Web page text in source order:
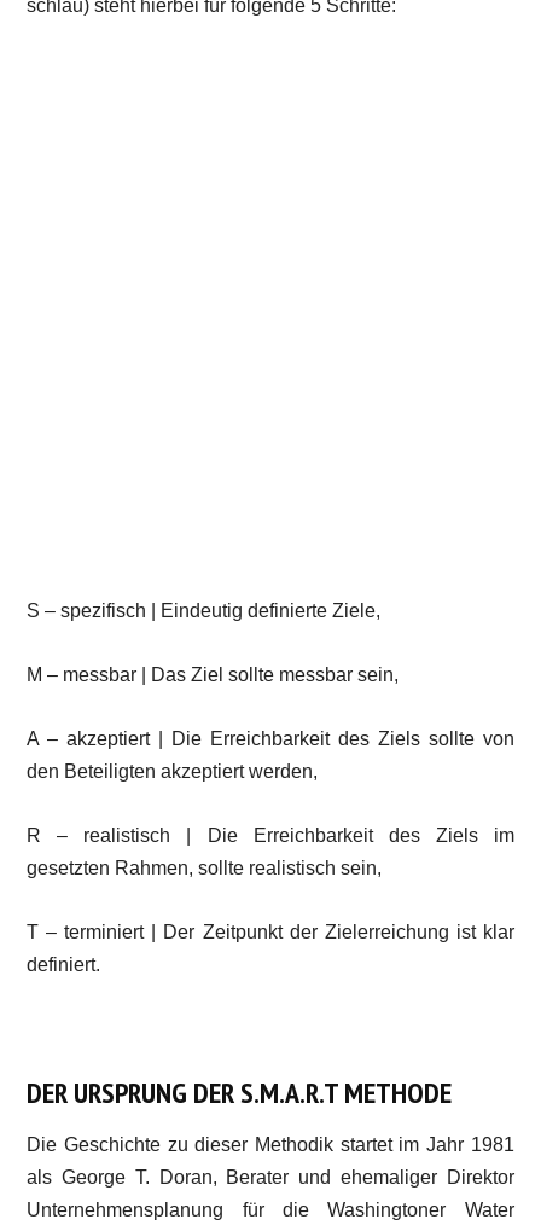
schlau) steht hierbei für folgende 5 Schritte:
S – spezifisch | Eindeutig definierte Ziele,
M – messbar | Das Ziel sollte messbar sein,
A – akzeptiert | Die Erreichbarkeit des Ziels sollte von
den Beteiligten akzeptiert werden,
R – realistisch | Die Erreichbarkeit des Ziels im
gesetzten Rahmen, sollte realistisch sein,
T – terminiert | Der Zeitpunkt der Zielerreichung ist klar
definiert.
DER URSPRUNG DER S.M.A.R.T METHODE
Die Geschichte zu dieser Methodik startet im Jahr 1981
als George T. Doran, Berater und ehemaliger Direktor
Unternehmensplanung für die Washingtoner Water